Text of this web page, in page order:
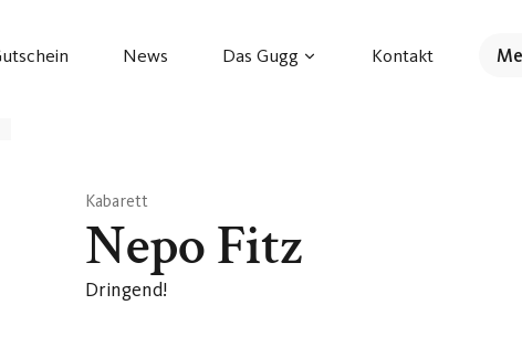
News Das Gugg Kontakt
Kabarett
Nepo Fitz
Dringend!